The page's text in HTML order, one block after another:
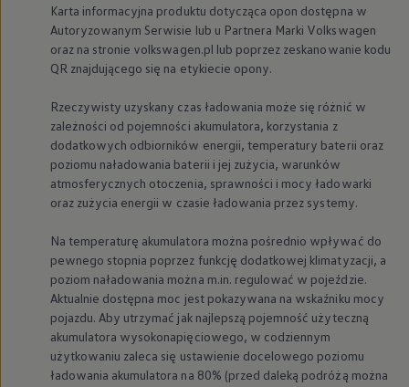
Karta informacyjna produktu dotycząca opon dostępna w
Autoryzowanym Serwisie lub u Partnera Marki Volkswagen
oraz na stronie volkswagen.pl lub poprzez zeskanowanie kodu
QR znajdującego się na etykiecie opony.
Rzeczywisty uzyskany czas ładowania może się różnić w
zależności od pojemności akumulatora, korzystania z
dodatkowych odbiorników energii, temperatury baterii oraz
poziomu naładowania baterii i jej zużycia, warunków
atmosferycznych otoczenia, sprawności i mocy ładowarki
oraz zużycia energii w czasie ładowania przez systemy.
Na temperaturę akumulatora można pośrednio wpływać do
pewnego stopnia poprzez funkcję dodatkowej klimatyzacji, a
poziom naładowania można m.in. regulować w pojeździe.
Aktualnie dostępna moc jest pokazywana na wskaźniku mocy
pojazdu. Aby utrzymać jak najlepszą pojemność użyteczną
akumulatora wysokonapięciowego, w codziennym
użytkowaniu zaleca się ustawienie docelowego poziomu
ładowania akumulatora na 80% (przed daleką podróżą można